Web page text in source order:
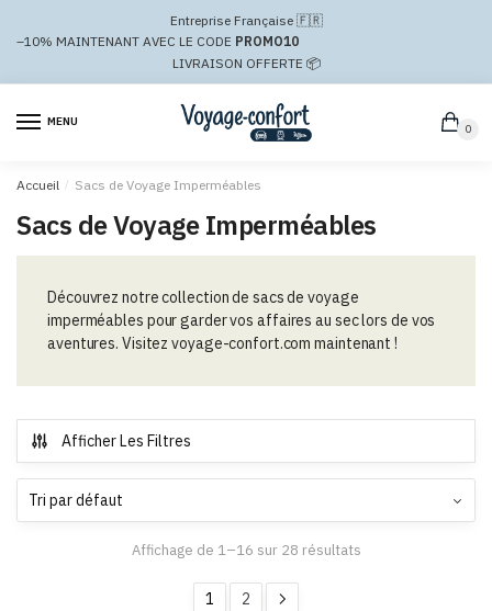
navigation
Entreprise Française 🇫🇷
–10% MAINTENANT AVEC LE CODE PROMO10
LIVRAISON OFFERTE 📦
MENU
0
Accueil / Sacs de Voyage Imperméables
Sacs de Voyage Imperméables
Découvrez notre collection de sacs de voyage
imperméables pour garder vos affaires au sec lors de vos
aventures. Visitez voyage-confort.com maintenant !
Afficher Les Filtres
Affichage de 1–16 sur 28 résultats
1 2